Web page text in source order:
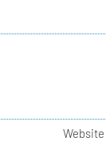
Website